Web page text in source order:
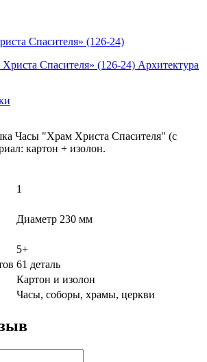
Спасителя» (126-24)
Часы "Храм Христа Спасителя" (с
картон + изолон.
1
Диаметр 230 мм
5+
61 деталь
Картон и изолон
Часы, соборы, храмы, церкви